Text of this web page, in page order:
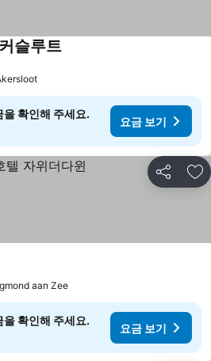
슬루트
확인해 주세요.
요금 보기
공유 즐
aan Zee
확인해 주세요.
요금 보기